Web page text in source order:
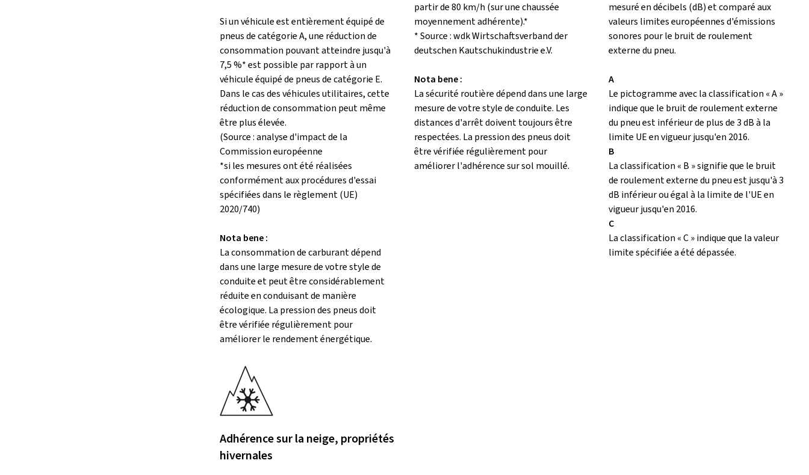
Si un véhicule est entièrement équipé de
pneus de catégorie A, une réduction de
consommation pouvant atteindre jusqu'à
7,5 %* est possible par rapport à un
véhicule équipé de pneus de catégorie E.
Dans le cas des véhicules utilitaires, cette
réduction de consommation peut même
être plus élevée.
(Source : analyse d'impact de la
Commission européenne
*si les mesures ont été réalisées
conformément aux procédures d'essai
spécifiées dans le règlement (UE)
2020/740)
Nota bene :
La consommation de carburant dépend
dans une large mesure de votre style de
conduite et peut être considérablement
réduite en conduisant de manière
écologique. La pression des pneus doit
être vérifiée régulièrement pour
améliorer le rendement énergétique.
partir de 80 km/h (sur une chaussée
moyennement adhérente).*
* Source : wdk Wirtschaftsverband der
deutschen Kautschukindustrie e.V.
Nota bene :
La sécurité routière dépend dans une large
mesure de votre style de conduite. Les
distances d'arrêt doivent toujours être
respectées. La pression des pneus doit
être vérifiée régulièrement pour
améliorer l'adhérence sur sol mouillé.
mesuré en décibels (dB) et comparé aux
valeurs limites européennes d'émissions
sonores pour le bruit de roulement
externe du pneu.
A
Le pictogramme avec la classification « A »
indique que le bruit de roulement externe
du pneu est inférieur de plus de 3 dB à la
limite UE en vigueur jusqu'en 2016.
B
La classification « B » signifie que le bruit
de roulement externe du pneu est jusqu'à 3
dB inférieur ou égal à la limite de l'UE en
vigueur jusqu'en 2016.
C
La classification « C » indique que la valeur
limite spécifiée a été dépassée.
Adhérence sur la neige, propriétés
hivernales